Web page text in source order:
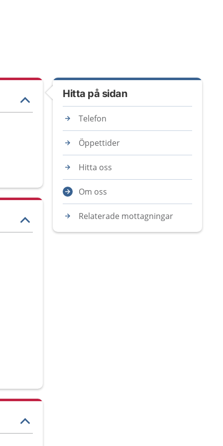
Hitta på sidan
Telefon
Öppettider
Hitta oss
Om oss
Relaterade mottagningar